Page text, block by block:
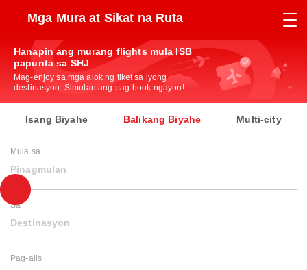
Mga Mura at Sikat na Ruta
Hanapin ang murang flights mula ISB
papunta sa SHJ
Mag-enjoy sa mga alok ng tiket sa iyong
destinasyon. Simulan ang pag-book ngayon!
Isang Biyahe Balikang Biyahe Multi-city
Mula sa
Pinagmulan
Sa
Destinasyon
Pag-alis